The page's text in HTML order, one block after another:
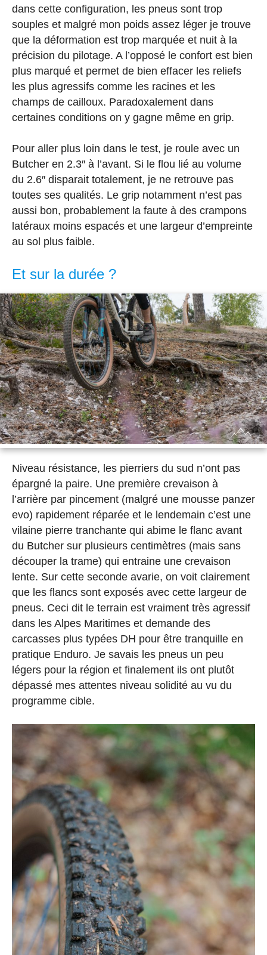
dans cette configuration, les pneus sont trop
souples et malgré mon poids assez léger je trouve
que la déformation est trop marquée et nuit à la
précision du pilotage. A l’opposé le confort est bien
plus marqué et permet de bien effacer les reliefs
les plus agressifs comme les racines et les
champs de cailloux. Paradoxalement dans
certaines conditions on y gagne même en grip.
Pour aller plus loin dans le test, je roule avec un
Butcher en 2.3″ à l’avant. Si le flou lié au volume
du 2.6″ disparait totalement, je ne retrouve pas
toutes ses qualités. Le grip notamment n’est pas
aussi bon, probablement la faute à des crampons
latéraux moins espacés et une largeur d’empreinte
au sol plus faible.
Et sur la durée ?
Niveau résistance, les pierriers du sud n’ont pas
épargné la paire. Une première crevaison à
l’arrière par pincement (malgré une mousse panzer
evo) rapidement réparée et le lendemain c’est une
vilaine pierre tranchante qui abime le flanc avant
du Butcher sur plusieurs centimètres (mais sans
découper la trame) qui entraine une crevaison
lente. Sur cette seconde avarie, on voit clairement
que les flancs sont exposés avec cette largeur de
pneus. Ceci dit le terrain est vraiment très agressif
dans les Alpes Maritimes et demande des
carcasses plus typées DH pour être tranquille en
pratique Enduro. Je savais les pneus un peu
légers pour la région et finalement ils ont plutôt
dépassé mes attentes niveau solidité au vu du
programme cible.